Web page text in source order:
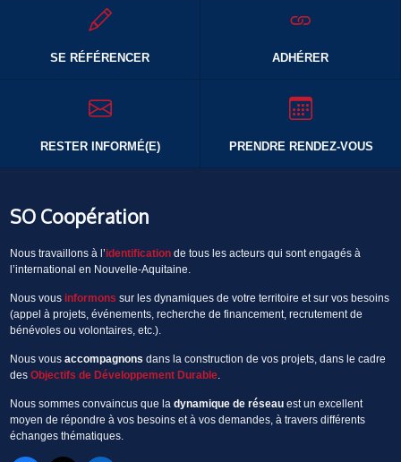
SE RÉFÉRENCER ADHÉRER
RESTER INFORMÉ(E) PRENDRE RENDEZ-VOUS
SO Coopération
Nous travaillons à l’identificationde tous les acteurs qui sont engagés à
l’international en Nouvelle-Aquitaine.
Nous vous informons sur les dynamiques de votre territoire et sur vos besoins
(appel à projets, événements, recherche de financement, recrutement de
bénévoles ou volontaires, etc.).
Nous vous accompagnons dans la construction de vos projets, dans le cadre
des Objectifs de Développement Durable.
Nous sommes convaincus que la dynamique de réseauest un excellent
moyen de répondre à vos besoins et à vos demandes, à travers différents
échanges thématiques.